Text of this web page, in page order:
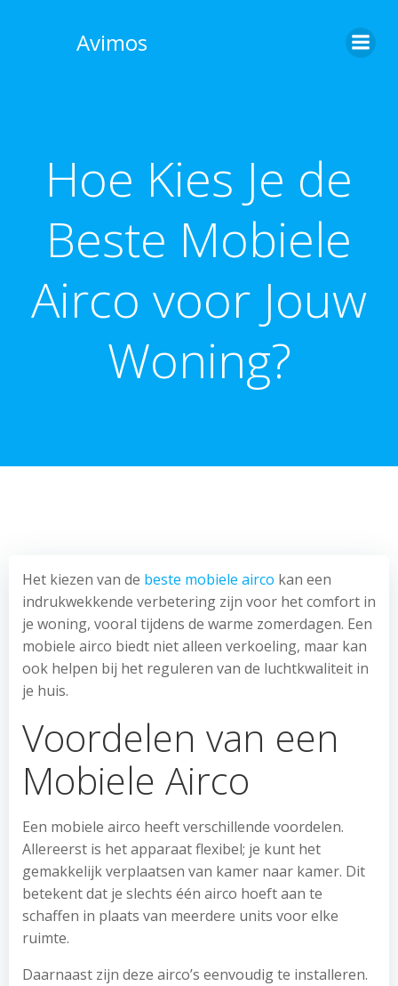
Avimos
Hoe Kies Je de
Beste Mobiele
Airco voor Jouw
Woning?
Het kiezen van de beste mobiele airco kan een
indrukwekkende verbetering zijn voor het comfort in
je woning, vooral tijdens de warme zomerdagen. Een
mobiele airco biedt niet alleen verkoeling, maar kan
ook helpen bij het reguleren van de luchtkwaliteit in
je huis.
Voordelen van een
Mobiele Airco
Een mobiele airco heeft verschillende voordelen.
Allereerst is het apparaat flexibel; je kunt het
gemakkelijk verplaatsen van kamer naar kamer. Dit
betekent dat je slechts één airco hoeft aan te
schaffen in plaats van meerdere units voor elke
ruimte.
Daarnaast zijn deze airco’s eenvoudig te installeren.